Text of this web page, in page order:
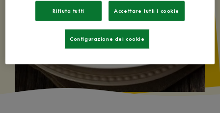
Rifiuta tutti Accettare tutti i cookie
Configurazione dei cookie